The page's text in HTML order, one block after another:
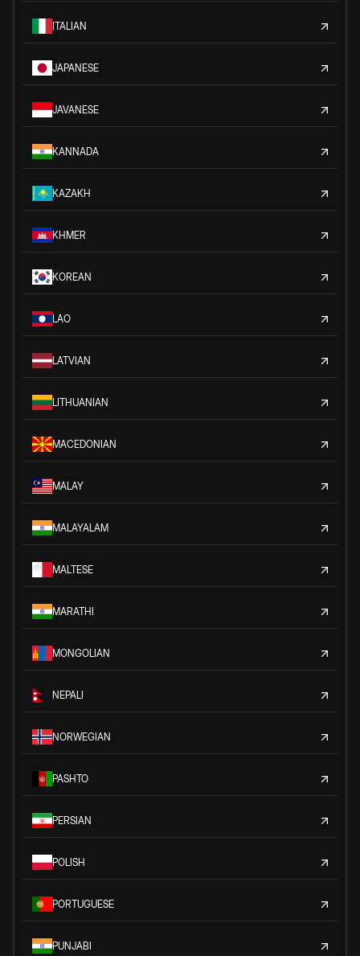
ITALIAN
JAPANESE
JAVANESE
KANNADA
KAZAKH
KHMER
KOREAN
LAO
LATVIAN
LITHUANIAN
MACEDONIAN
MALAY
MALAYALAM
MALTESE
MARATHI
MONGOLIAN
NEPALI
NORWEGIAN
PASHTO
PERSIAN
POLISH
PORTUGUESE
PUNJABI